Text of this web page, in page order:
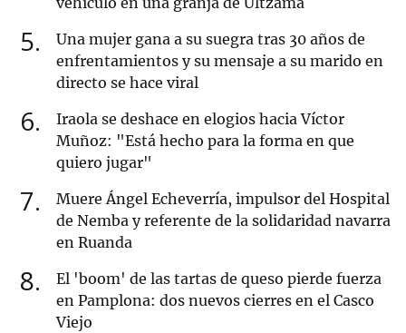
5
Una mujer gana a su suegra tras 30 años de
enfrentamientos y su mensaje a su marido en
directo se hace viral
6
Iraola se deshace en elogios hacia Víctor
Muñoz: "Está hecho para la forma en que
quiero jugar"
7
Muere Ángel Echeverría, impulsor del Hospital
de Nemba y referente de la solidaridad navarra
en Ruanda
8
El 'boom' de las tartas de queso pierde fuerza
en Pamplona: dos nuevos cierres en el Casco
Viejo